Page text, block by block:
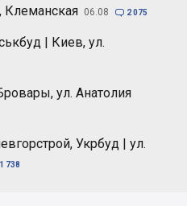
Клеманская 06.08  2 075
| Киев, ул.
ул. Анатолия
Укрбуд | ул.
1 738